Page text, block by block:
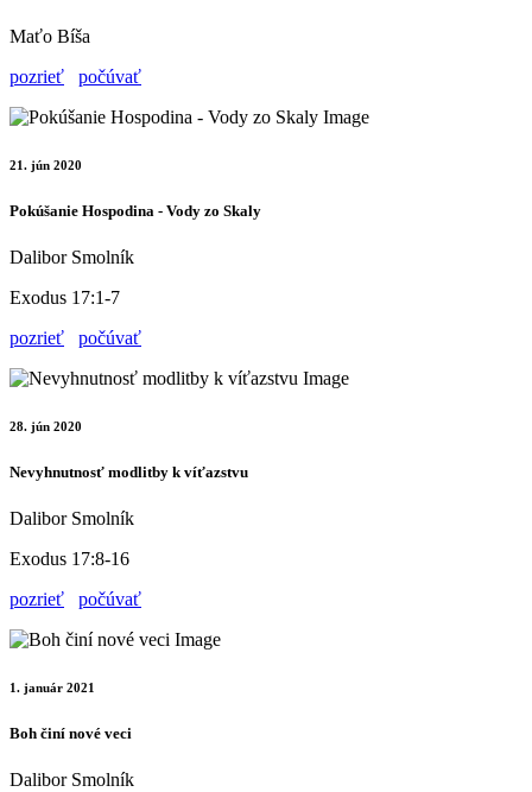
Maťo Bíša
pozrieť
počúvať
21. jún 2020
Pokúšanie Hospodina - Vody zo Skaly
Dalibor Smolník
Exodus 17:1-7
pozrieť
počúvať
28. jún 2020
Nevyhnutnosť modlitby k víťazstvu
Dalibor Smolník
Exodus 17:8-16
pozrieť
počúvať
1. január 2021
Boh činí nové veci
Dalibor Smolník